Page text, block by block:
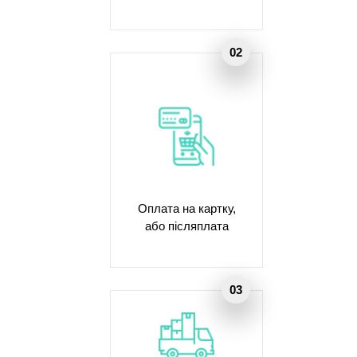
Оплата на картку,
або післяплата